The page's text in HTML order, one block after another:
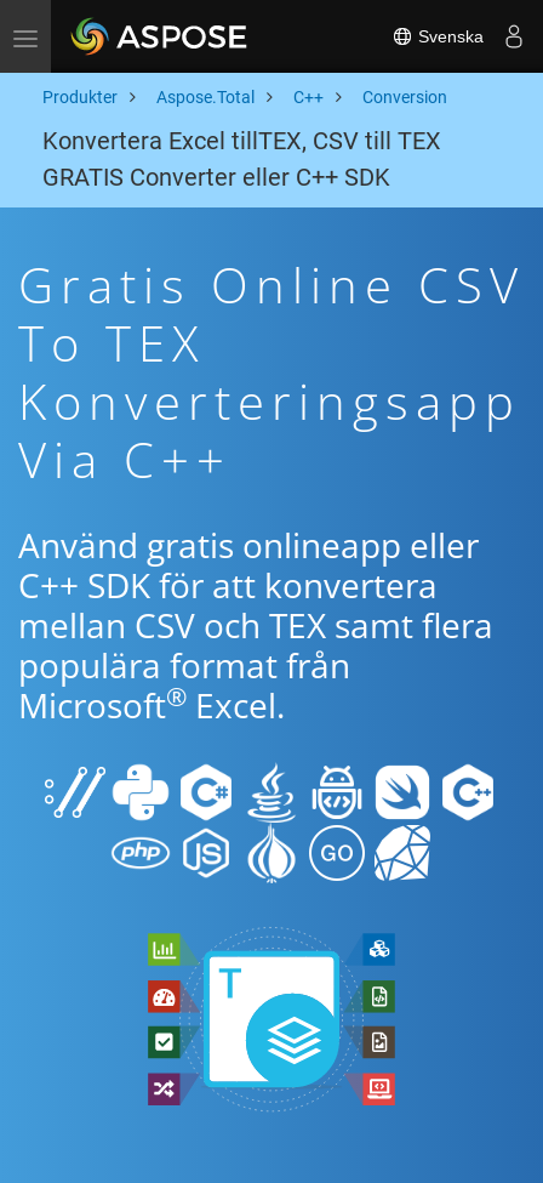
Toggle navigation Svenska
Produkter Aspose.Total C++ Conversion
Konvertera Excel tillTEX, CSV till TEX
GRATIS Converter eller C++ SDK
Gratis Online CSV
To TEX
Konverteringsapp
Via C++
Använd gratis onlineapp eller
C++ SDK för att konvertera
mellan CSV och TEX samt flera
populära format från
Microsoft® Excel.